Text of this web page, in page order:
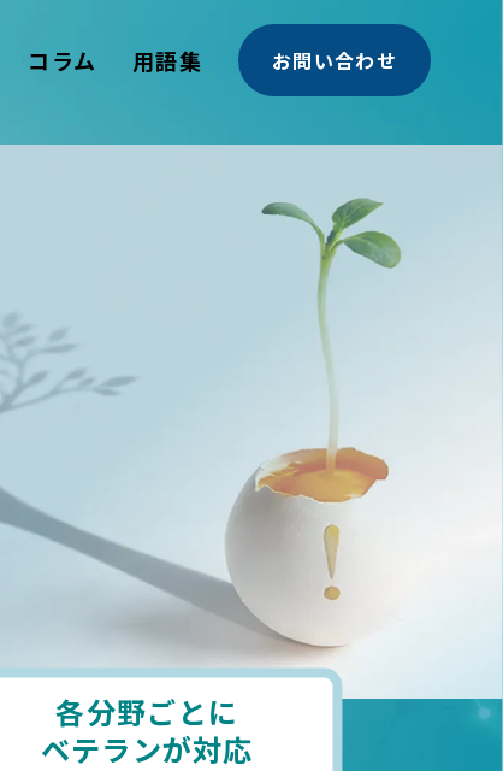
コラム 用語集 お問い合わせ
各分野ごとに
ベテランが対応